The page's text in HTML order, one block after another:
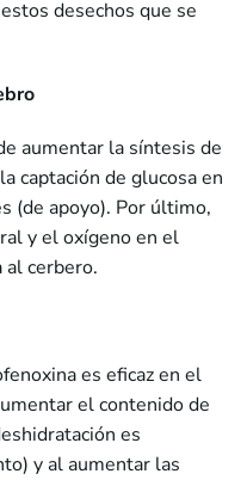
desechos que se
aumentar la síntesis de
captación de glucosa en
(de apoyo). Por último,
y el oxígeno en el
al cerbero.
es eficaz en el
el contenido de
es
y al aumentar las